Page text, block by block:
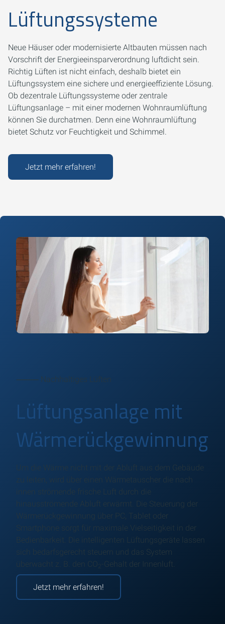
Lüftungssysteme
Neue Häuser oder modernisierte Altbauten müssen nach
Vorschrift der Energieeinsparverordnung luftdicht sein.
Richtig Lüften ist nicht einfach, deshalb bietet ein
Lüftungssystem eine sichere und energieeffiziente Lösung.
Ob dezentrale Lüftungssysteme oder zentrale
Lüftungsanlage – mit einer modernen Wohnraumlüftung
können Sie durchatmen. Denn eine Wohnraumlüftung
bietet Schutz vor Feuchtigkeit und Schimmel.
Jetzt mehr erfahren!
⸻ Nachhaltiges Lüften
Lüftungsanlage mit
Wärmerückgewinnung
Um die Wärme nicht mit der Abluft aus dem Gebäude
zu leiten, wird über einen Wärmetauscher die nach
innen strömende frische Luft durch die
hinausströmende Abluft erwärmt. Die Steuerung der
Wärmerückgewinnung über PC, Tablet oder
Smartphone sorgt für maximale Vielseitigkeit in der
Bedienbarkeit. Die intelligenten Lüftungsgeräte lassen
sich bedarfsgerecht steuern und das System
überwacht z. B. den CO2 -Gehalt der Innenluft.
Jetzt mehr erfahren!